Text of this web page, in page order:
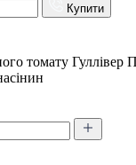
Купити
томату Гуллівер